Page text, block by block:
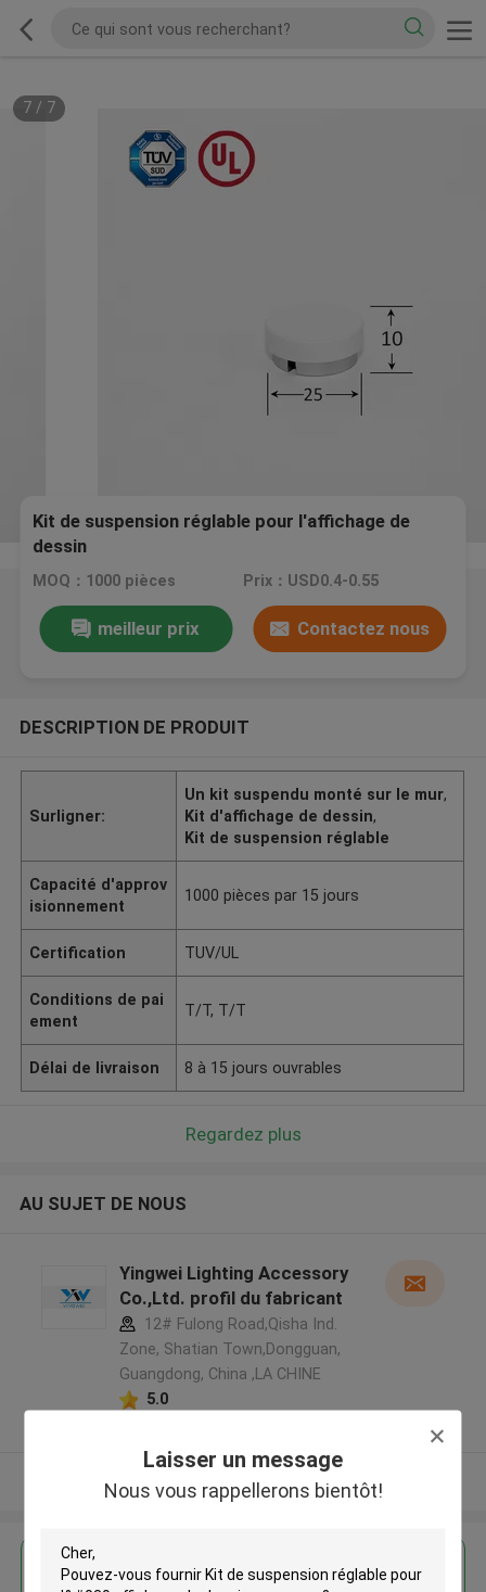
Laisser un message
Nous vous rappellerons bientôt!
7/ 7
Kit de suspension réglable pour l'affichage de
dessin
MOQ：1000 pièces Prix：USD0.4-0.55
meilleur prix Contactez nous
DESCRIPTION DE PRODUIT
Surligner:
Un kit suspendu monté sur le mur,
Kit d'affichage de dessin,
Kit de suspension réglable
Capacité d'approv
isionnement
1000 pièces par 15 jours
Certification TUV/UL
Conditions de pai
ement
T/T, T/T
Délai de livraison 8 à 15 jours ouvrables
Regardez plus
AU SUJET DE NOUS
Yingwei Lighting Accessory
Co.,Ltd. profil du fabricant
12# Fulong Road,Qisha Ind.
Zone, Shatian Town,Dongguan,
Guangdong, China ,LA CHINE
5.0
Regardez plus